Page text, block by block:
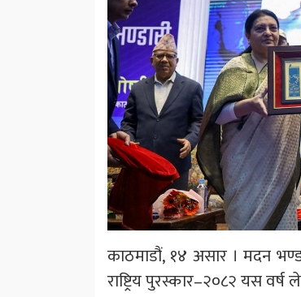
काठमाडौं, १४ असार । मदन
राष्ट्रिय पुरस्कार–२०८२ यस